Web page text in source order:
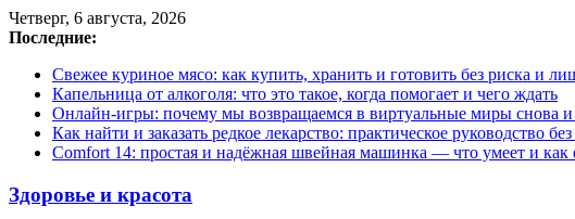
Четверг, 6 августа, 2026
Последние:
Свежее куриное мясо: как купить, хранить и готовить без риска и
Капельница от алкоголя: что это такое, когда помогает и чего ждать
Онлайн-игры: почему мы возвращаемся в виртуальные миры снова и
Как найти и заказать редкое лекарство: практическое руководство
Comfort 14: простая и надёжная швейная машинка — что умеет и как
Здоровье и красота